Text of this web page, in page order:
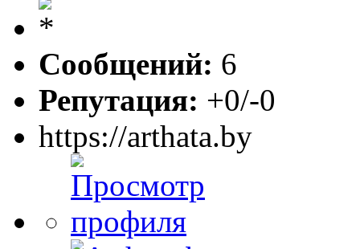
Сообщений: 6
Репутация: +0/-0
https://arthata.by